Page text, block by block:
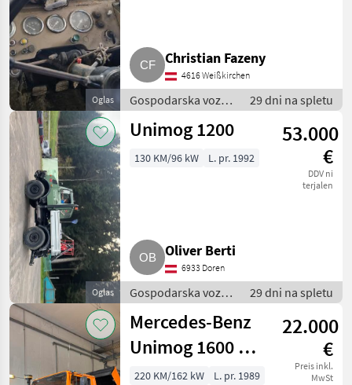
Oglas
Christian Fazeny
4616 Weißkirchen
Gospodarska vozila
/ Tovornjak
29 dni na spletu
Oglas
Unimog 1200
53.000
€
DDV ni
terjalen
130 KM/96 kW L. pr. 1992
Oliver Berti
6933 Doren
Gospodarska vozila
/ Tovornjak
29 dni na spletu
Mercedes-Benz
Unimog 1600 U-
1600
22.000
€
Preis inkl.
MwSt
220 KM/162 kW L. pr. 1989